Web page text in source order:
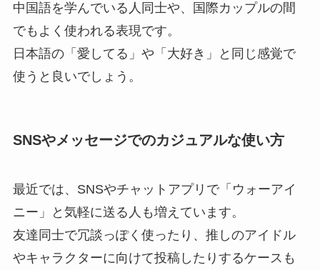
中国語を学んでいる人同士や、国際カップルの間
でもよく使われる表現です。
日本語の「愛してる」や「大好き」と同じ感覚で
使うと良いでしょう。
SNSやメッセージでのカジュアルな使い方
最近では、SNSやチャットアプリで「ウォーアイ
ニー」と気軽に送る人も増えています。
友達同士で冗談っぽく使ったり、推しのアイドル
やキャラクターに向けて投稿したりするケースも